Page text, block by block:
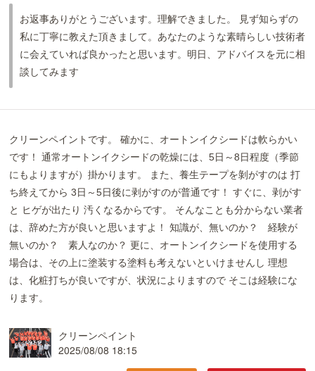
お返事ありがとうございます。理解できました。 見ず知らずの
私に丁寧に教えた頂きまして。あなたのような素晴らしい技術者
に会えていれば良かったと思います。明日、アドバイスを元に相
談してみます
クリーンペイントです。 確かに、オートンイクシードは軟らかい
です！ 通常オートンイクシードの乾燥には、5日～8日程度（季節
にもよりますが）掛かります。 また、養生テープを剝がすのは 打
ち終えてから 3日～5日後に剥がすのが普通です！ すぐに、剥がす
と ヒゲが出たり 汚くなるからです。 そんなことも分からない業者
は、辞めた方が良いと思いますよ！ 知識が、無いのか？ 経験が
無いのか？ 素人なのか？ 更に、オートンイクシードを使用する
場合は、その上に塗装する塗料も考えないといけませんし 理想
は、化粧打ちが良いですが、状況によりますので そこは経験にな
ります。
クリーンペイント
2025/08/08 18:15